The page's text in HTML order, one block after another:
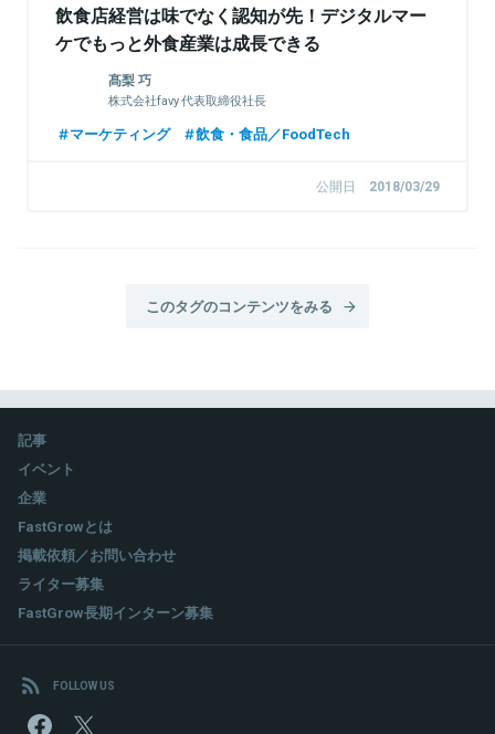
飲食店経営は味でなく認知が先！デジタルマー
ケでもっと外食産業は成長できる
髙梨 巧
株式会社favy 代表取締役社長
マーケティング 飲食・食品／FoodTech
公開日 2018/03/29
このタグのコンテンツをみる
記事
イベント
企業
FastGrowとは
掲載依頼／お問い合わせ
ライター募集
FastGrow長期インターン募集
FOLLOW US